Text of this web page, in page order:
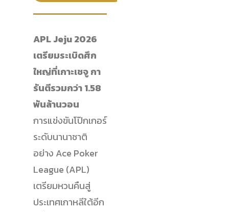
APL Jeju 2026
เตรียมระเบิดศึก
ใหญ่ที่เกาะเชจู กา
รันตีรวมกว่า 1.58
พันล้านวอน
การแข่งขันโป๊กเกอร์
ระดับนานาชาติ
อย่าง Ace Poker
League (APL)
เตรียมหวนคืนสู่
ประเทศเกาหลีใต้อีก